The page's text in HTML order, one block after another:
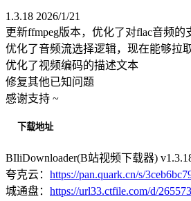
1.3.18 2026/1/21
更新ffmpeg版本，优化了对flac音频的
优化了音频流选择逻辑，现在能够拉
优化了视频编码的描述文本
修复其他已知问题
感谢支持 ~
下载地址
BIliDownloader(B站视频下载器)
夸克云： https://pan.quark.cn/s/
城通盘： https://url33.ctfile.com/d/